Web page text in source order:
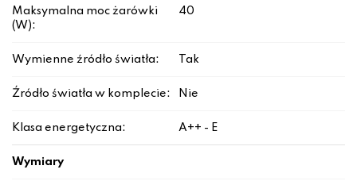
Maksymalna moc żarówki
(W):
40
Wymienne źródło światła: Tak
Źródło światła w komplecie: Nie
Klasa energetyczna: A++ - E
Wymiary